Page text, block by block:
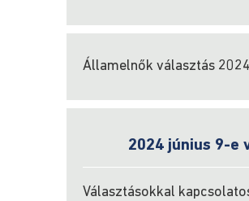
Államelnők választás 2024
2024 június 9-e
Választásokkal